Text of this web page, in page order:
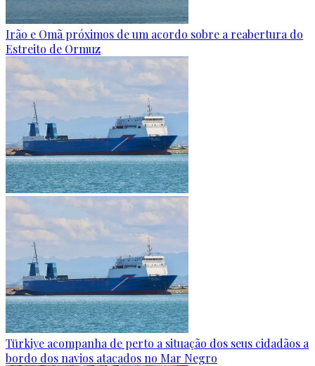
Irão e Omã próximos de um acordo sobre a reabertura do
Estreito de Ormuz
Türkiye acompanha de perto a situação dos seus cidadãos a
bordo dos navios atacados no Mar Negro